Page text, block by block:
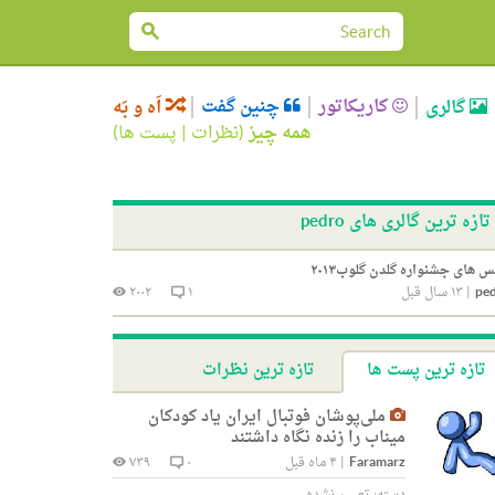
گالری کاریکاتور چنین گفت اَه و بَه
همه چیز(نظرات | پست ها)
تازه ترین گالری های pedro
های جشنواره گلدن گلوب۲۰۱۳
|۱۳ سال قبل ۱ ۲۰۰۲
تازه ترین پست ها
تازه ترین نظرات
ملی‌پوشان فوتبال ایران یاد کودکان
میناب را زنده نگاه داشتند
Faramarz
| ۴ ماه قبل ۰
۷۳۹